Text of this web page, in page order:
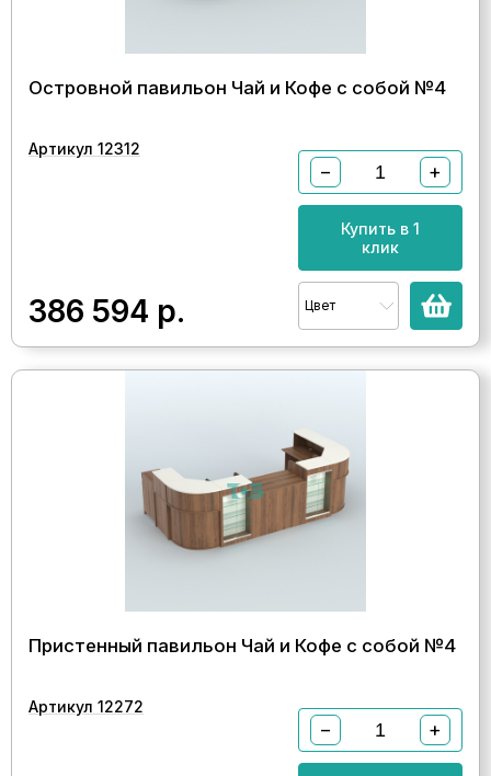
Островной павильон Чай и Кофе с собой №4
Артикул 12312
386 594 р.
− +
Купить в 1
клик
Цвет
Пристенный павильон Чай и Кофе с собой №4
Артикул 12272
− +